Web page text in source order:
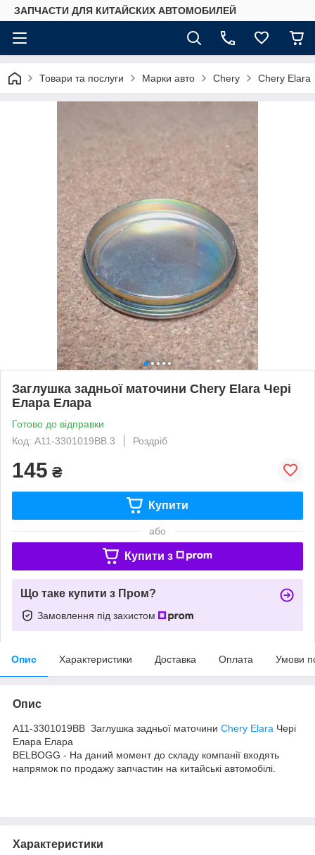
ЗАПЧАСТИ ДЛЯ КИТАЙСКИХ АВТОМОБИЛЕЙ
Товари та послуги Марки авто Chery Chery Elara
Заглушка задньої маточини Chery Elara Чері
Елара Елара
Готово до відправки
Код: A11-3301019BB.3
Роздріб
145 ₴
Купити
або
Купити з
Що таке купити з Пром?
Замовлення під захистом
Опис Характеристики Доставка Оплата Умови
Опис
A11-3301019BB Заглушка задньої маточини Chery Elara Чері
Елара Елара
BELBOGG - На даний момент до складу компанії входять
напрямок по продажу запчастин на китайські автомобілі.
Характеристики